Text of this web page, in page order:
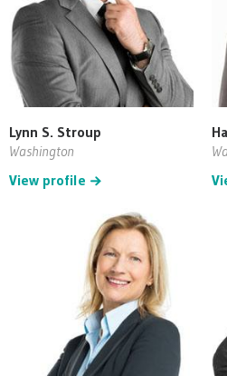
Lynn S. Stroup
Washington
View profile